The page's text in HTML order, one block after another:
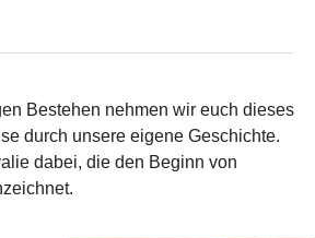
Bestehen nehmen wir euch dieses
durch unsere eigene Geschichte.
dabei, die den Beginn von